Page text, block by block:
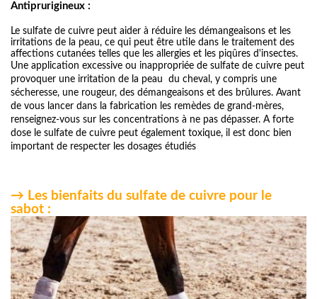
Antiprurigineux :
Le sulfate de cuivre peut aider à réduire les démangeaisons et les
irritations de la peau, ce qui peut être utile dans le traitement des
aﬀections cutanées telles que les allergies et les piqûres d'insectes.
Une application excessive ou inappropriée de sulfate de cuivre peut
provoquer une irritation de la peau du cheval, y compris une
sécheresse, une rougeur, des démangeaisons et des brûlures. Avant
de vous lancer dans la fabrication les remèdes de grand-mères,
renseignez-vous sur les concentrations à ne pas dépasser. A forte
dose le sulfate de cuivre peut également toxique, il est donc bien
important de respecter les dosages étudiés
→ Les bienfaits du sulfate de cuivre pour le
sabot :